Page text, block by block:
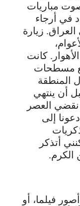
مباريات
في أرجاء
زيارة
كانت
مسطحات
المنطقة
أن ينتهي
نقضي العصر
إلى
أتذكر
الكرم.
فيلما، أو